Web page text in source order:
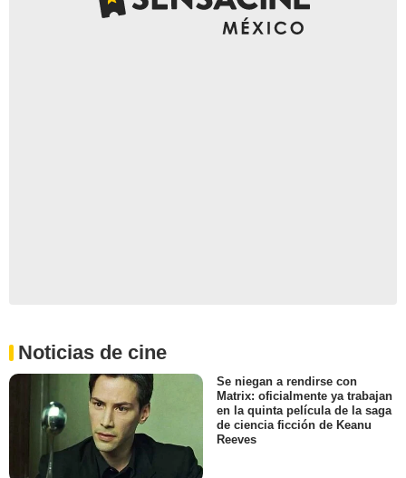
Noticias de cine
Se niegan a rendirse con
Matrix: oficialmente ya trabajan
en la quinta película de la saga
de ciencia ficción de Keanu
Reeves